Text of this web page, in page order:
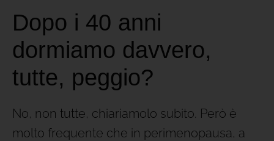
Dopo i 40 anni
dormiamo davvero,
tutte, peggio?
No, non tutte, chiariamolo subito. Però è
molto frequente che in perimenopausa, a